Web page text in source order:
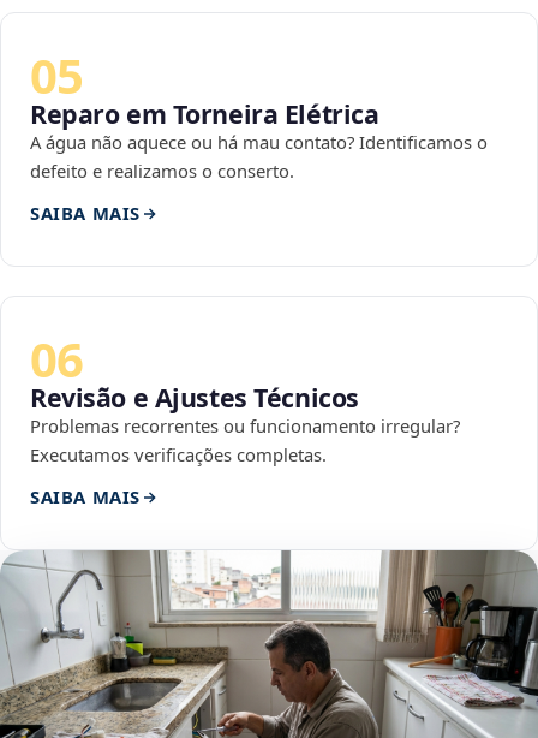
05
Reparo em Torneira Elétrica
A água não aquece ou há mau contato? Identificamos o
defeito e realizamos o conserto.
SAIBA MAIS
06
Revisão e Ajustes Técnicos
Problemas recorrentes ou funcionamento irregular?
Executamos verificações completas.
SAIBA MAIS